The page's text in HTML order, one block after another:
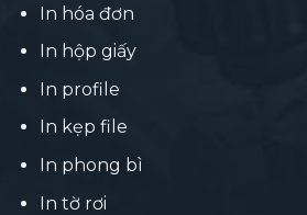
In hóa đơn
In hộp giấy
In profile
In kẹp file
In phong bì
In tờ rơi